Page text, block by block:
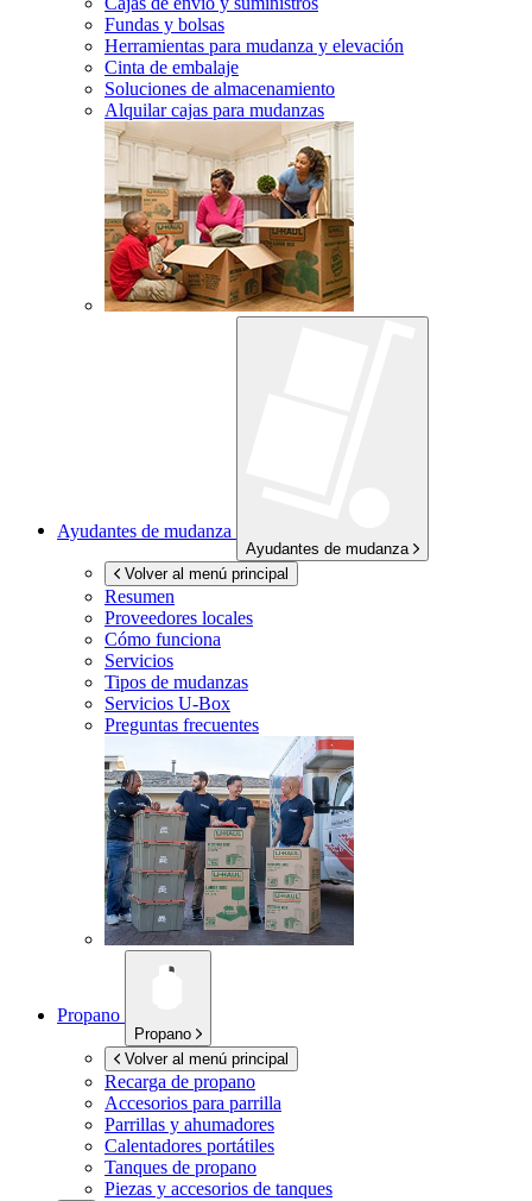
Fundas y bolsas
Herramientas para mudanza y elevación
Cinta de embalaje
Soluciones de almacenamiento
Alquilar cajas para mudanzas
Ayudantes de mudanza
Ayudantes de mudanza
Volver al menú principal
Resumen
Proveedores locales
Cómo funciona
Servicios
Tipos de mudanzas
Servicios U-Box
Preguntas frecuentes
Propano
Propano
Volver al menú principal
Recarga de propano
Accesorios para parrilla
Parrillas y ahumadores
Calentadores portátiles
Tanques de propano
Piezas y accesorios de tanques